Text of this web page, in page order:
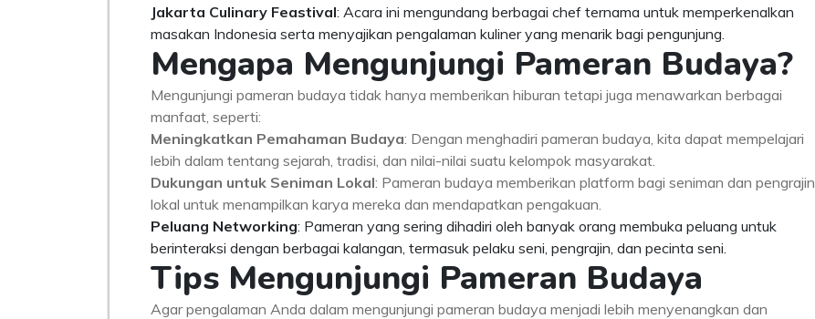
Jakarta Culinary Feastival: Acara ini mengundang berbagai chef ternama untuk memperkenalkan
masakan Indonesia serta menyajikan pengalaman kuliner yang menarik bagi pengunjung.
Mengapa Mengunjungi Pameran Budaya?
Mengunjungi pameran budaya tidak hanya memberikan hiburan tetapi juga menawarkan berbagai
manfaat, seperti:
Meningkatkan Pemahaman Budaya: Dengan menghadiri pameran budaya, kita dapat mempelajari
lebih dalam tentang sejarah, tradisi, dan nilai-nilai suatu kelompok masyarakat.
Dukungan untuk Seniman Lokal: Pameran budaya memberikan platform bagi seniman dan pengrajin
lokal untuk menampilkan karya mereka dan mendapatkan pengakuan.
Peluang Networking: Pameran yang sering dihadiri oleh banyak orang membuka peluang untuk
berinteraksi dengan berbagai kalangan, termasuk pelaku seni, pengrajin, dan pecinta seni.
Tips Mengunjungi Pameran Budaya
Agar pengalaman Anda dalam mengunjungi pameran budaya menjadi lebih menyenangkan dan